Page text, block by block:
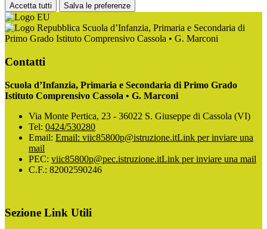
Accetta tutti Salva le preferenze
Scuola d’Infanzia, Primaria e Secondaria di
Primo Grado Istituto Comprensivo Cassola • G. Marconi
Contatti
Scuola d’Infanzia, Primaria e Secondaria di Primo Grado
Istituto Comprensivo Cassola • G. Marconi
Via Monte Pertica, 23 - 36022 S. Giuseppe di Cassola (VI)
Tel: 0424/530280
Email: Email: viic85800p@istruzione.itLink per inviare una
mail
PEC: viic85800p@pec.istruzione.itLink per inviare una mail
C.F.: 82002590246
Sezione Link Utili